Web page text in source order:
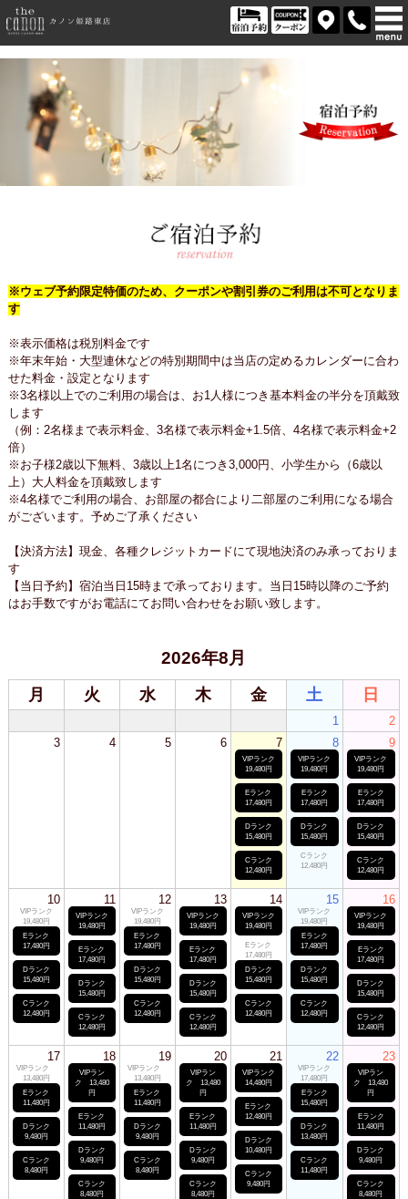
※ウェブ予約限定特価のため、クーポンや割引券のご利用は不可となりま
す
※表示価格は税別料金です
※年末年始・大型連休などの特別期間中は当店の定めるカレンダーに合わ
せた料金・設定となります
※3名様以上でのご利用の場合は、お1人様につき基本料金の半分を頂戴致
します
（例：2名様まで表示料金、3名様で表示料金+1.5倍、4名様で表示料金+2
倍）
※お子様2歳以下無料、3歳以上1名につき3,000円、小学生から（6歳以
上）大人料金を頂戴致します
※4名様でご利用の場合、お部屋の都合により二部屋のご利用になる場合
がございます。予めご了承ください
【決済方法】現金、各種クレジットカードにて現地決済のみ承っておりま
す
【当日予約】宿泊当日15時まで承っております。当日15時以降のご予約
はお手数ですがお電話にてお問い合わせをお願い致します。
2026年8月
月 火 水 木 金 土 日
1
2
3
4 5 6 7
VIPランク
19,480円
Eランク
17,480円
Dランク
15,480円
Cランク
12,480円
8
VIPランク
19,480円
Eランク
17,480円
Dランク
15,480円
Cランク
12,480円
9
VIPランク
19,480円
Eランク
17,480円
Dランク
15,480円
Cランク
12,480円
10
VIPランク
19,480円
Eランク
17,480円
Dランク
15,480円
Cランク
12,480円
11
VIPランク
19,480円
Eランク
17,480円
Dランク
15,480円
Cランク
12,480円
12
VIPランク
19,480円
Eランク
17,480円
Dランク
15,480円
Cランク
12,480円
13
VIPランク
19,480円
Eランク
17,480円
Dランク
15,480円
Cランク
12,480円
14
VIPランク
19,480円
Eランク
17,480円
Dランク
15,480円
Cランク
12,480円
15
VIPランク
19,480円
Eランク
17,480円
Dランク
15,480円
Cランク
12,480円
16
VIPランク
19,480円
Eランク
17,480円
Dランク
15,480円
Cランク
12,480円
17
VIPランク
13,480円
Eランク
11,480円
Dランク
9,480円
Cランク
8,480円
18
VIPラン
ク 13,480
円
Eランク
11,480円
Dランク
9,480円
Cランク
8,480円
19
VIPランク
13,480円
Eランク
11,480円
Dランク
9,480円
Cランク
8,480円
20
VIPラン
ク 13,480
円
Eランク
11,480円
Dランク
9,480円
Cランク
8,480円
21
VIPランク
14,480円
Eランク
12,480円
Dランク
10,480円
Cランク
9,480円
22
VIPランク
17,480円
Eランク
15,480円
Dランク
13,480円
Cランク
11,480円
23
VIPラン
ク 13,480
円
Eランク
11,480円
Dランク
9,480円
Cランク
8,480円